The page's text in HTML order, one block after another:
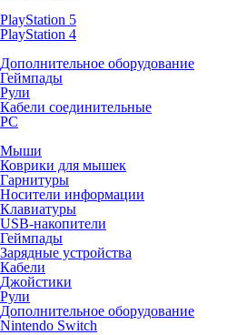
PlayStation 5
PlayStation 4
Дополнительное оборудование
Геймпады
Рули
Кабели соединительные
PC
Мыши
Коврики для мышек
Гарнитуры
Носители информации
Клавиатуры
USB-накопители
Геймпады
Зарядные устройства
Кабели
Джойстики
Рули
Дополнительное оборудование
Nintendo Switch